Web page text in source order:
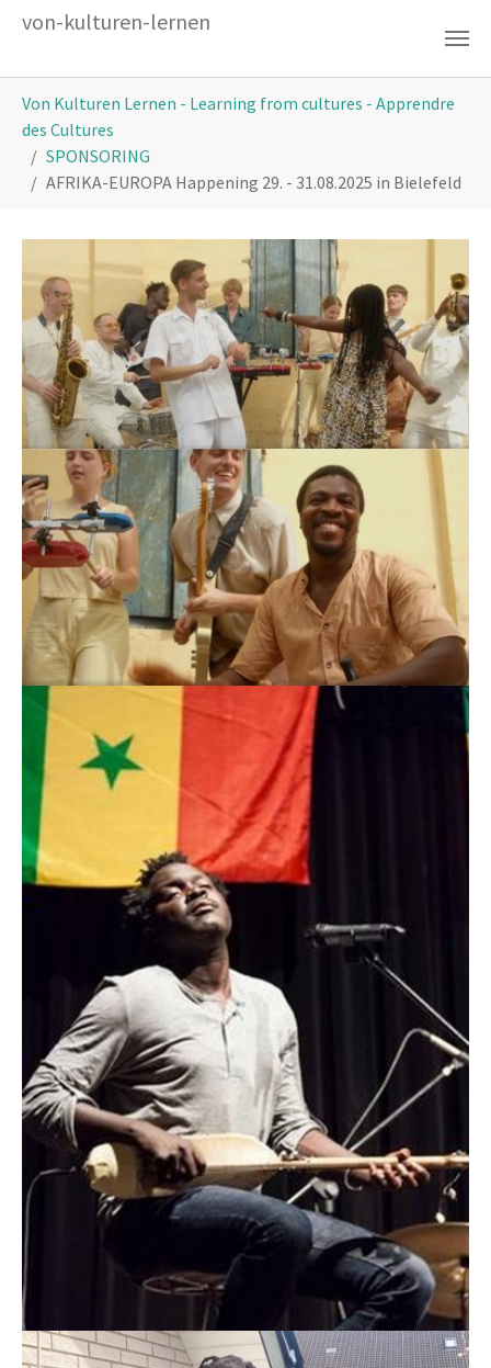
Zum Hauptinhalt springen
von-kulturen-lernen
Von Kulturen Lernen - Learning from cultures - Apprendre
des Cultures
SPONSORING
AFRIKA-EUROPA Happening 29. - 31.08.2025 in Bielefeld